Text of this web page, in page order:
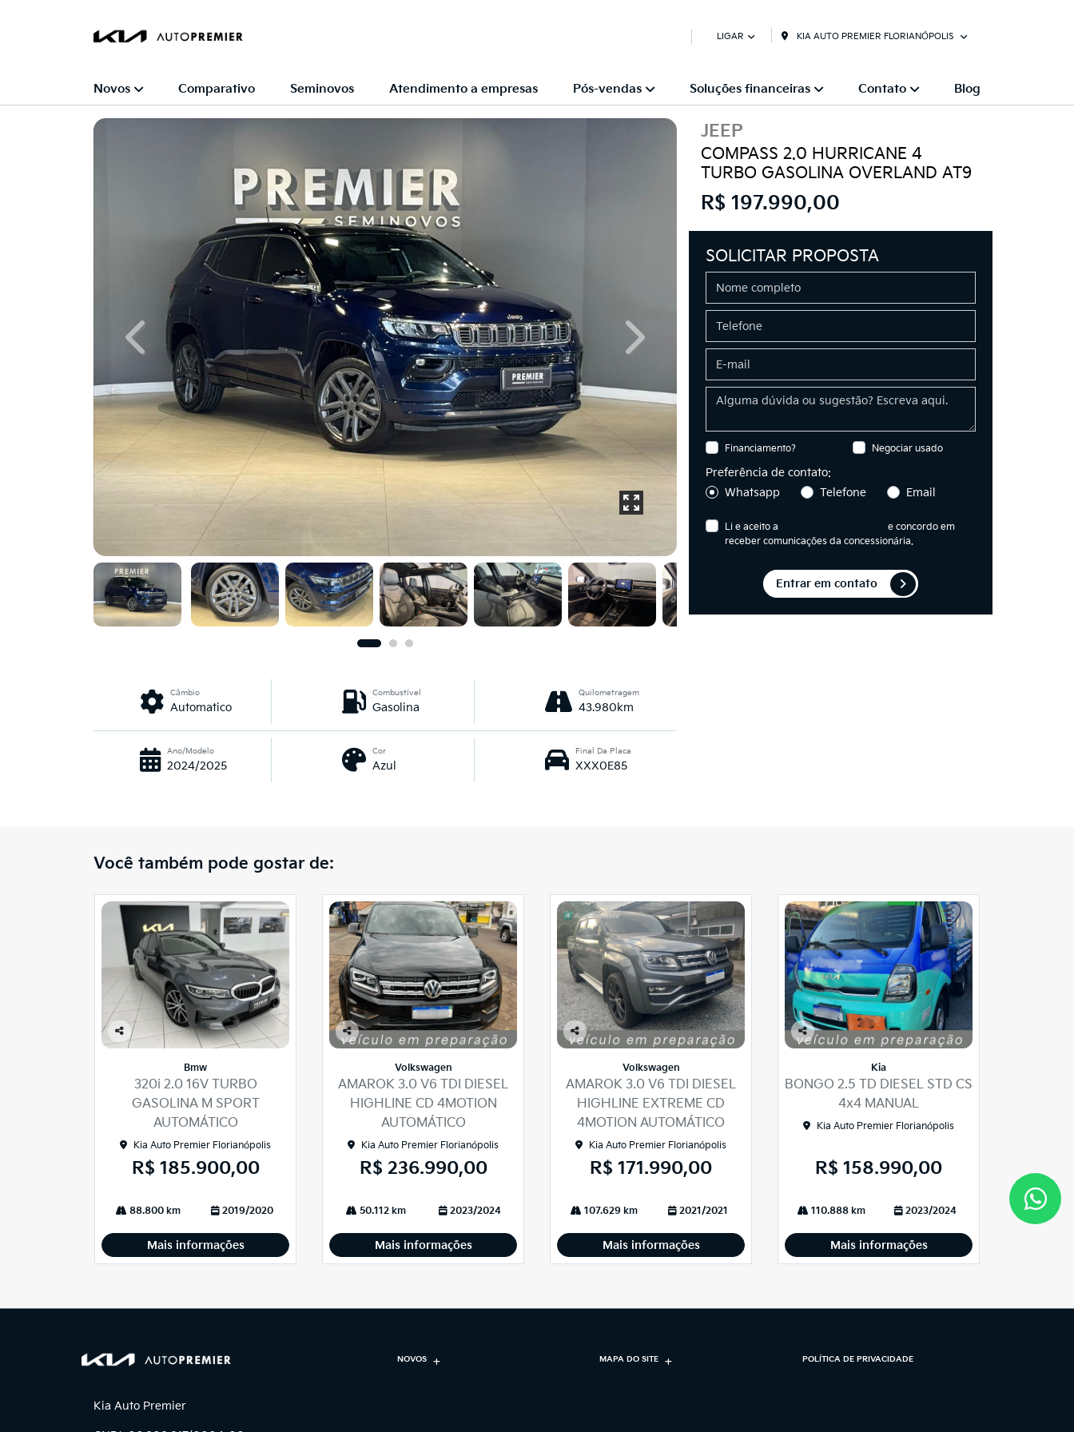
LIGAR KIA AUTO PREMIER FLORIANÓPOLIS
Novos Comparativo Seminovos Atendimento a empresas Pós-vendas Soluções financeiras Contato Blog
JEEP
COMPASS 2.0 HURRICANE 4
TURBO GASOLINA OVERLAND AT9
R$ 197.990,00
SOLICITAR PROPOSTA
Financiamento? Negociar usado
Preferência de contato:
Whatsapp
Telefone Email
Li e aceito a
e concordo em
receber comunicações da concessionária.
Entrar em contato
Previous Next
Câmbio
Automatico
Combustível
Gasolina
Quilometragem
43.980km
Ano/Modelo
2024/2025
Cor
Azul
Final Da Placa
XXX0E85
Você também pode gostar de:
Co
Bmw
320i 2.0 16V TURBO
GASOLINA M SPORT
AUTOMÁTICO
Kia Auto Premier Florianópolis
R$ 185.900,00
88.800 km 2019/2020
Mais informações
Co
lhe
Volkswagen
AMAROK 3.0 V6 TDI DIESEL
HIGHLINE CD 4MOTION
AUTOMÁTICO
Kia Auto Premier Florianópolis
R$ 236.990,00
50.112 km 2023/2024
Mais informações
Co
lhe
Volkswagen
AMAROK 3.0 V6 TDI DIESEL
HIGHLINE EXTREME CD
4MOTION AUTOMÁTICO
Kia Auto Premier Florianópolis
R$ 171.990,00
107.629 km 2021/2021
Mais informações
Co
lhe
Kia
BONGO 2.5 TD DIESEL STD CS
4x4 MANUAL
Kia Auto Premier Florianópolis
R$ 158.990,00
110.888 km 2023/2024
Mais informações
NOVOS MAPA DO SITE POLÍTICA DE PRIVACIDADE
Kia Auto Premier